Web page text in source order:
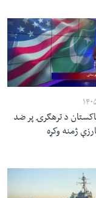
پاکستان د ترهګرۍ پر ضد
ژمنه وکړه